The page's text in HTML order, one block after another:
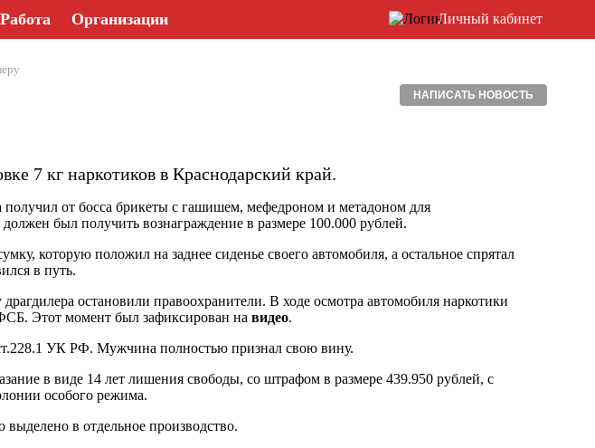
Работа Организации Личный кабинет
НАПИСАТЬ НОВОСТЬ
7 кг наркотиков в Краснодарский край.
от босса брикеты с гашишем, мефедроном и метадоном для
был получить вознаграждение в размере 100.000 рублей.
которую положил на заднее сиденье своего автомобиля, а остальное спрятал
в путь.
остановили правоохранители. В ходе осмотра автомобиля наркотики
Этот момент был зафиксирован на видео.
УК РФ. Мужчина полностью признал свою вину.
в виде 14 лет лишения свободы, со штрафом в размере 439.950 рублей, с
особого режима.
в отдельное производство.